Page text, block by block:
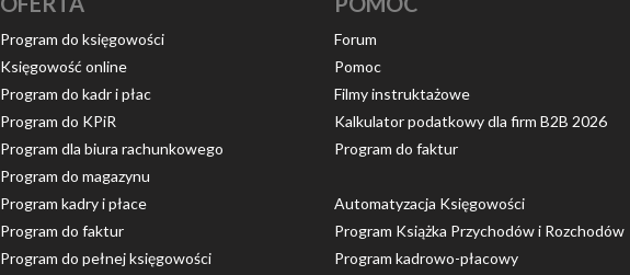
Program do księgowości
Księgowość online
Program do kadr i płac
Program do KPiR
Program dla biura rachunkowego
Program do magazynu
Program kadry i płace
Program do faktur
Program do pełnej księgowości
Forum
Pomoc
Filmy instruktażowe
Kalkulator podatkowy dla firm B2B 2026
Program do faktur
Automatyzacja Księgowości
Program Książka Przychodów i Rozchodów
Program kadrowo-płacowy